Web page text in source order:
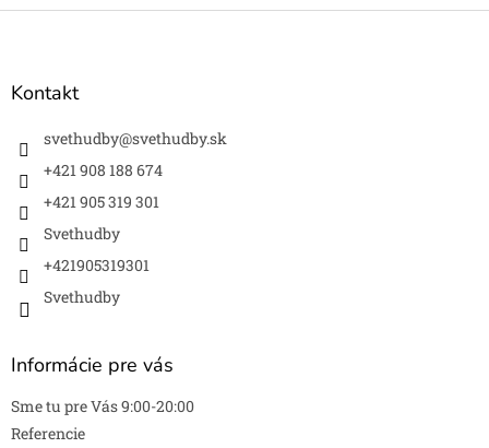
Z
Kontakt
svethudby@svethudby.sk
+421 908 188 674
+421 905 319 301
Svethudby
+421905319301
Svethudby
Informácie pre vás
Sme tu pre Vás 9:00-20:00
Referencie